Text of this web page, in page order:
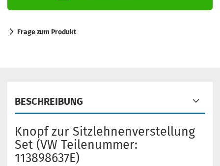
Frage zum Produkt
BESCHREIBUNG
Knopf zur Sitzlehnenverstellung
Set (VW Teilenummer:
113898637E)